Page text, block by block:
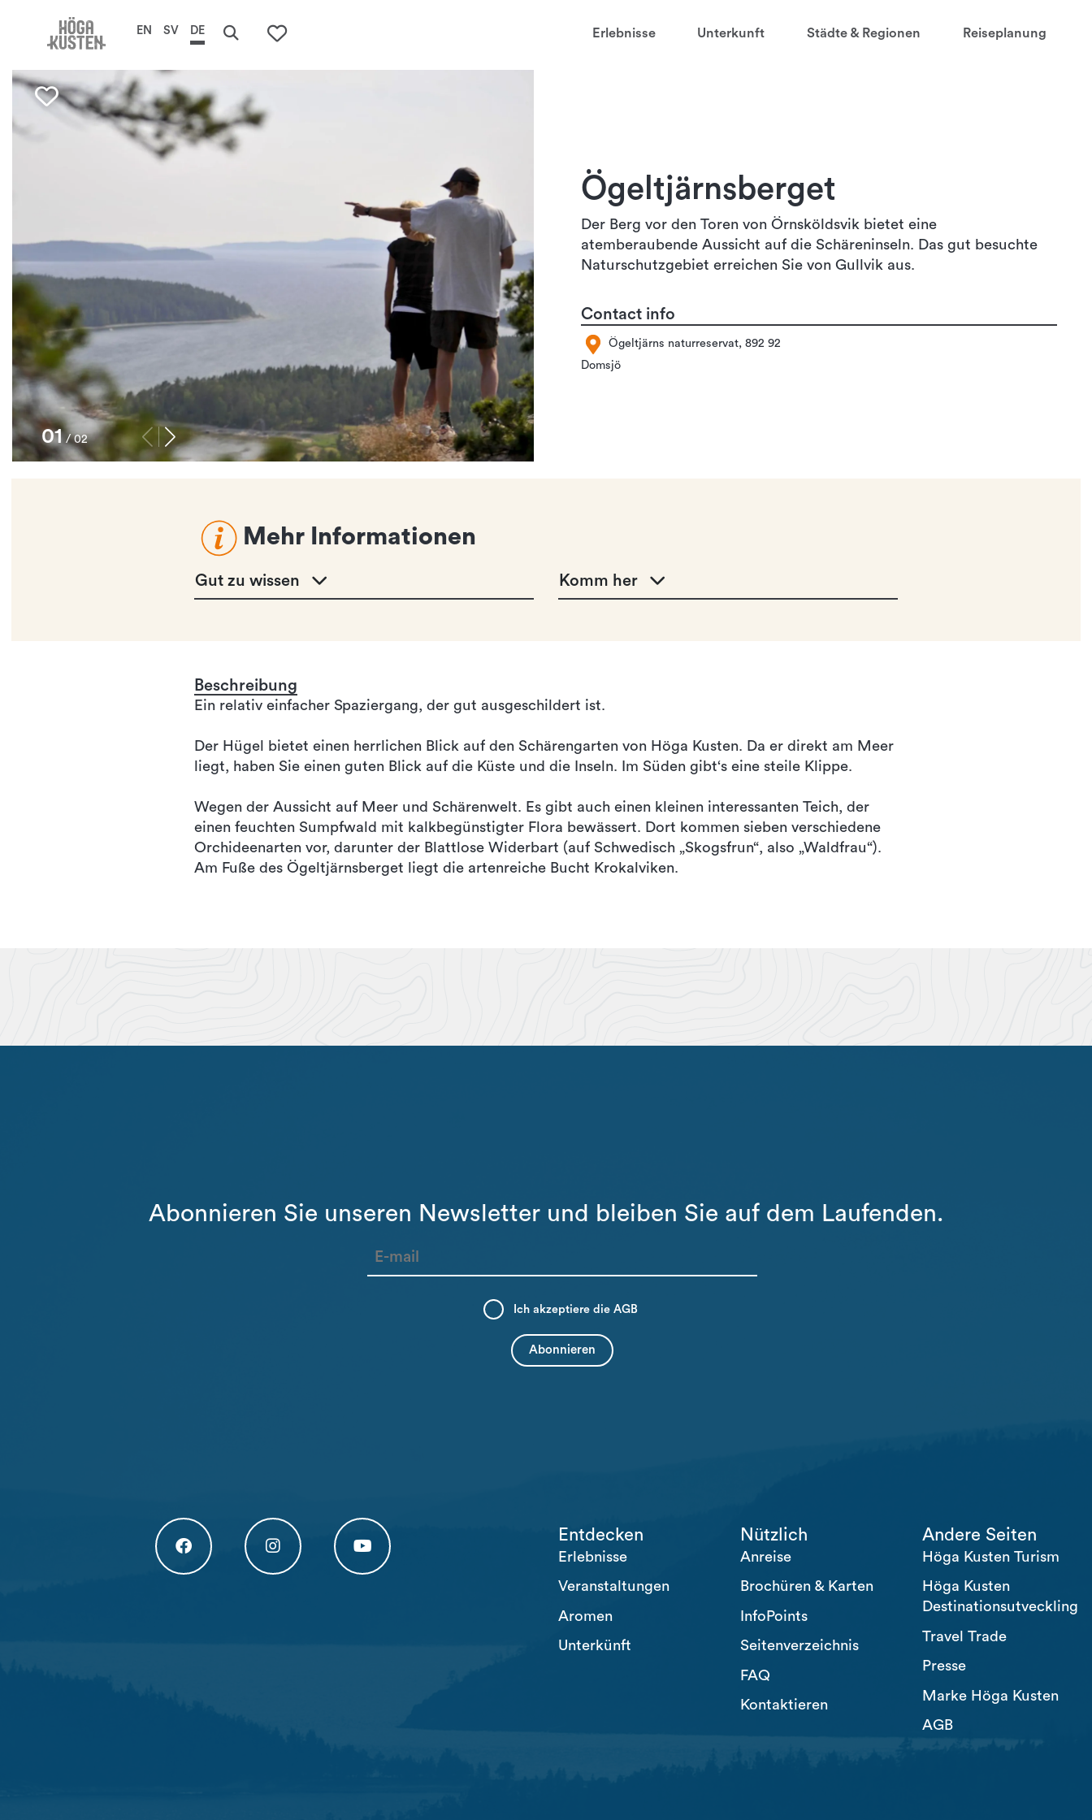
EN SV DE Search
To your saved favorites
Kusten
Erlebnisse Unterkunft Städte & Regionen Reiseplanung
Favorite mark Ögeltjärnsberget
1 / 2
Ögeltjärnsberget
Der Berg vor den Toren von Örnsköldsvik bietet eine
atemberaubende Aussicht auf die Schäreninseln. Das gut besuchte
Naturschutzgebiet erreichen Sie von Gullvik aus.
Contact info
Ögeltjärns naturreservat, 892 92
Domsjö
Mehr Informationen
Gut zu wissen Komm her
Beschreibung
Ein relativ einfacher Spaziergang, der gut ausgeschildert ist.
Der Hügel bietet einen herrlichen Blick auf den Schärengarten von Höga Kusten. Da er direkt am Meer
liegt, haben Sie einen guten Blick auf die Küste und die Inseln. Im Süden gibt‘s eine steile Klippe.
Wegen der Aussicht auf Meer und Schärenwelt. Es gibt auch einen kleinen interessanten Teich, der
einen feuchten Sumpfwald mit kalkbegünstigter Flora bewässert. Dort kommen sieben verschiedene
Orchideenarten vor, darunter der Blattlose Widerbart (auf Schwedisch „Skogsfrun“, also „Waldfrau“).
Am Fuße des Ögeltjärnsberget liegt die artenreiche Bucht Krokalviken.
Abonnieren Sie unseren Newsletter und bleiben Sie auf dem Laufenden.
Ich akzeptiere die AGB
Entdecken
Erlebnisse
Veranstaltungen
Aromen
Unterkünft
Nützlich
Anreise
Brochüren & Karten
InfoPoints
Seitenverzeichnis
FAQ
Kontaktieren
Andere Seiten
Höga Kusten Turism
Höga Kusten
Destinationsutveckling
Travel Trade
Presse
Marke Höga Kusten
AGB